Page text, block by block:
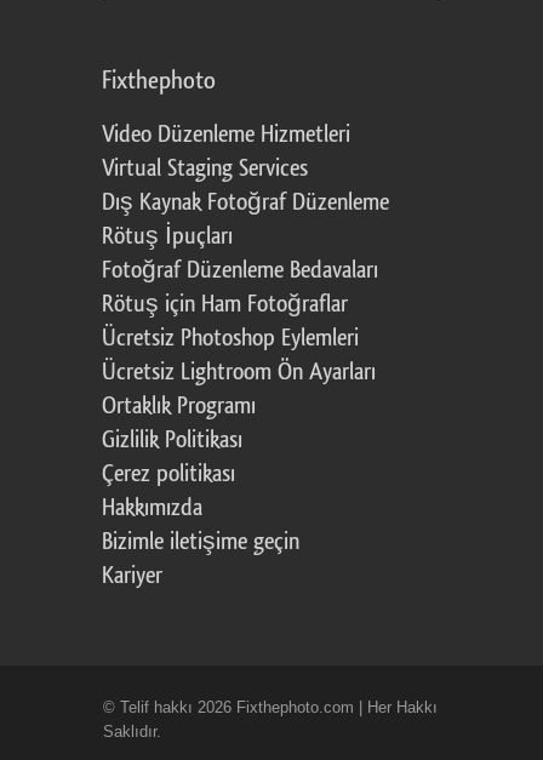
Fixthephoto
Video Düzenleme Hizmetleri
Virtual Staging Services
Dış Kaynak Fotoğraf Düzenleme
Rötuş İpuçları
Fotoğraf Düzenleme Bedavaları
Rötuş için Ham Fotoğraflar
Ücretsiz Photoshop Eylemleri
Ücretsiz Lightroom Ön Ayarları
Ortaklık Programı
Gizlilik Politikası
Çerez politikası
Hakkımızda
Bizimle iletişime geçin
Kariyer
© Telif hakkı 2026 Fixthephoto.com | Her Hakkı
Saklıdır.